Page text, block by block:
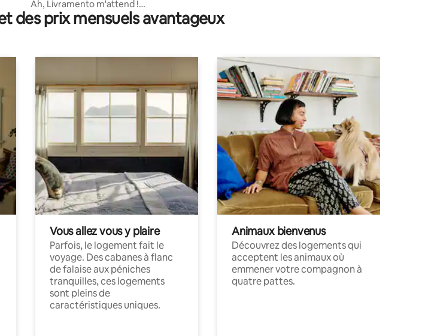
Ah, Livramento m'attend !
Appartement 503 – District 246
des prix mensuels avantageux
Vous allez vous y plaire
Parfois, le logement fait le
voyage. Des cabanes à flanc
de falaise aux péniches
tranquilles, ces logements
sont pleins de
caractéristiques uniques.
Animaux bienvenus
Découvrez des logements qui
acceptent les animaux où
emmener votre compagnon à
quatre pattes.